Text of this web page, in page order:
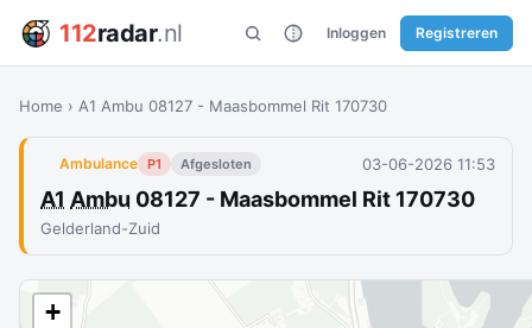
112radar.nl Inloggen Registreren
Home › A1 Ambu 08127 - Maasbommel Rit 170730
Ambulance P1 Afgesloten 03-06-2026 11:53
A1 Ambu 08127 - Maasbommel Rit 170730
Gelderland-Zuid
+